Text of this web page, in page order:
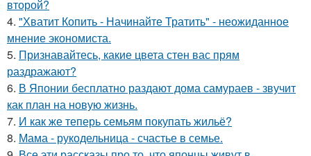
второй?
4. "Хватит Копить - Начинайте Тратить" - неожиданное
мнение экономиста.
5. Признавайтесь, какие цвета стен вас прям
раздражают?
6. В Японии бесплатно раздают дома самураев - звучит
как план на новую жизнь.
7. И как же теперь семьям покупать жильё?
8. Мама - рукодельница - счастье в семье.